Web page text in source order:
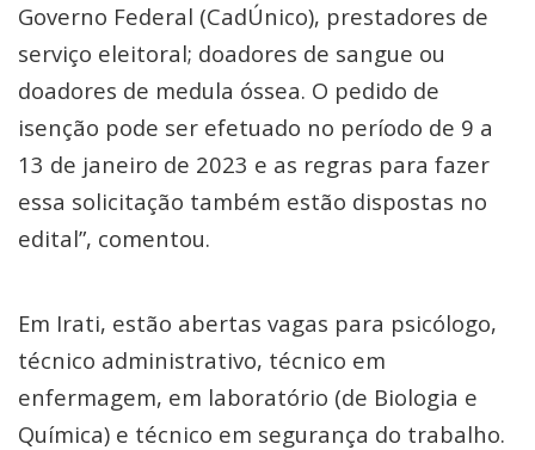
Governo Federal (CadÚnico), prestadores de
serviço eleitoral; doadores de sangue ou
doadores de medula óssea. O pedido de
isenção pode ser efetuado no período de 9 a
13 de janeiro de 2023 e as regras para fazer
essa solicitação também estão dispostas no
edital”, comentou.
Em Irati, estão abertas vagas para psicólogo,
técnico administrativo, técnico em
enfermagem, em laboratório (de Biologia e
Química) e técnico em segurança do trabalho.